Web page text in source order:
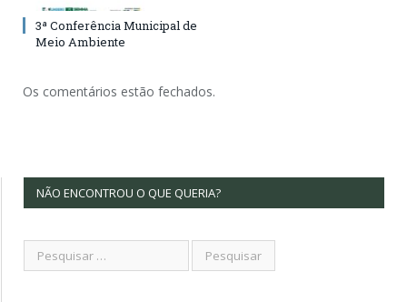
3ª Conferência Municipal de
Meio Ambiente
Os comentários estão fechados.
NÃO ENCONTROU O QUE QUERIA?